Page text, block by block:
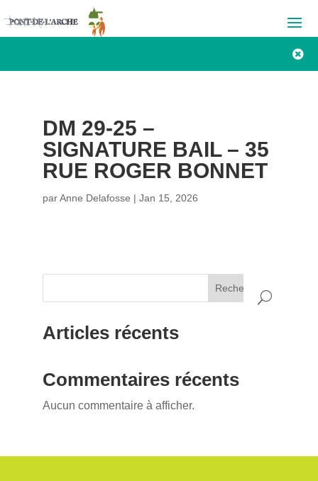

DM 29-25 –
SIGNATURE BAIL – 35
RUE ROGER BONNET
parAnne Delafosse | Jan 15, 2026
Rechercher
Articles récents
Commentaires récents
Aucun commentaire à afficher.